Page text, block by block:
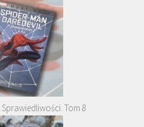
Tom 8